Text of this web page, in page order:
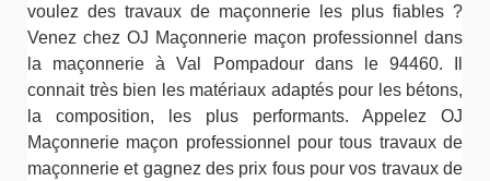
voulez des travaux de maçonnerie les plus fiables ?
Venez chez OJ Maçonnerie maçon professionnel dans
la maçonnerie à Val Pompadour dans le 94460. Il
connait très bien les matériaux adaptés pour les bétons,
la composition, les plus performants. Appelez OJ
Maçonnerie maçon professionnel pour tous travaux de
maçonnerie et gagnez des prix fous pour vos travaux de